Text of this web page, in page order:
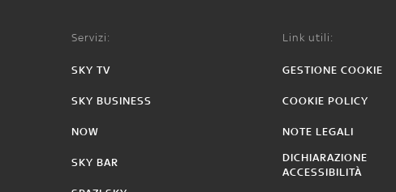
Servizi:
SKY TV
SKY BUSINESS
NOW
SKY BAR
Link utili:
GESTIONE COOKIE
COOKIE POLICY
NOTE LEGALI
DICHIARAZIONE
ACCESSIBILITÀ